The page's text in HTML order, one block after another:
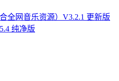
全网音乐资源）V3.2.1 更新版
纯净版